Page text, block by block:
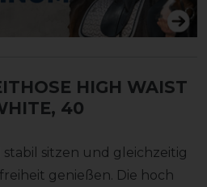
HIGH WAIST
40
sitzen und gleichzeitig
genießen. Die hoch